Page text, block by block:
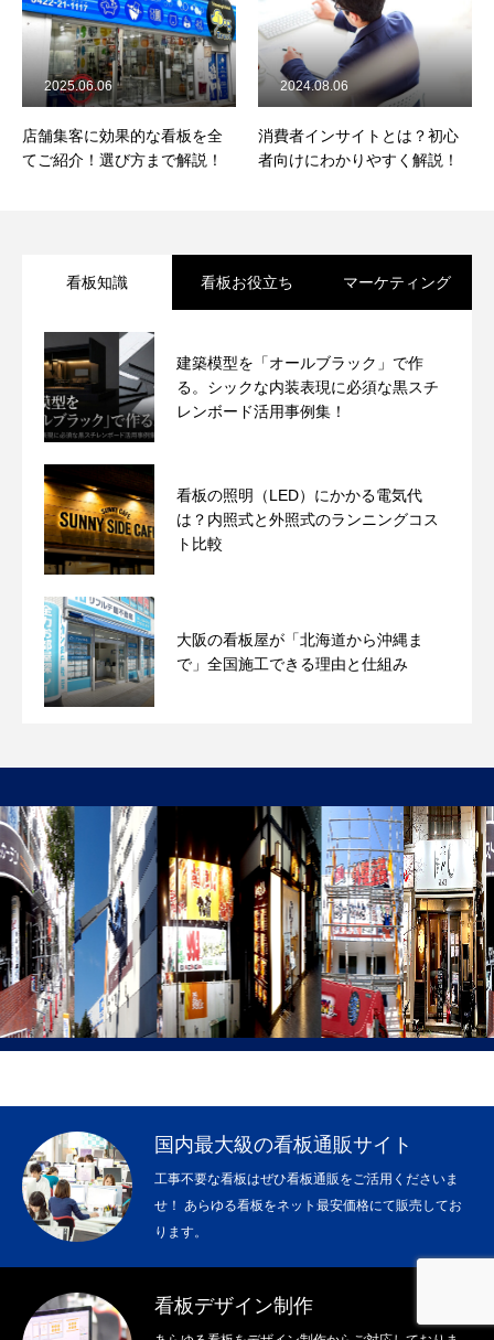
店舗集客に効果的な看板を全
てご紹介！選び方まで解説！
2025.06.06
消費者インサイトとは？初心
者向けにわかりやすく解説！
2024.08.06
看板知識 看板お役立ち マーケティング
建築模型を「オールブラック」で作
る。シックな内装表現に必須な黒スチ
レンボード活用事例集！
看板の照明（LED）にかかる電気代
は？内照式と外照式のランニングコス
ト比較
大阪の看板屋が「北海道から沖縄ま
で」全国施工できる理由と仕組み
国内最大級の看板通販サイト
工事不要な看板はぜひ看板通販をご活用くださいま
せ！ あらゆる看板をネット最安価格にて販売してお
ります。
看板デザイン制作
フリーダイヤル LINE